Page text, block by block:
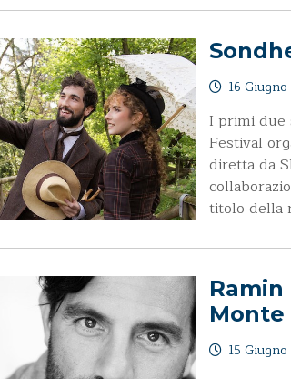
16
I primi due
Festival
diretta da
titolo della
Ramin
Monte
15